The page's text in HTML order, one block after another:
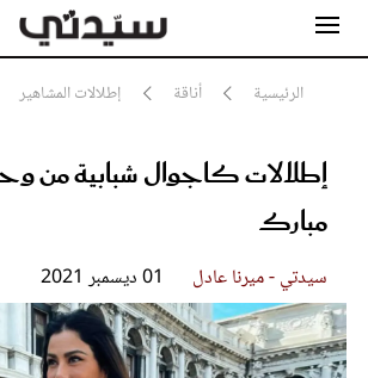
الرئيسية أناقة إطلالات المشاهير
إطلالات كاجوال شبابية من
مبارك
سيدتي - ميرنا عادل 01 ديسمبر 2021
مشاهير
أناقة
جمال
سيدتي وطفلك
لايف ستايل
بلس+